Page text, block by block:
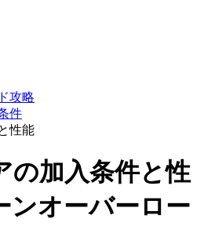
攻略
件
性能
の加入条件と性
ンオーバーロー